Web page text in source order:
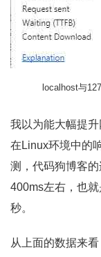
localhost与
我以为能大幅提
在Linux环境中的
测，代码狗博客
400ms左右，也
秒。
从上面的数据来